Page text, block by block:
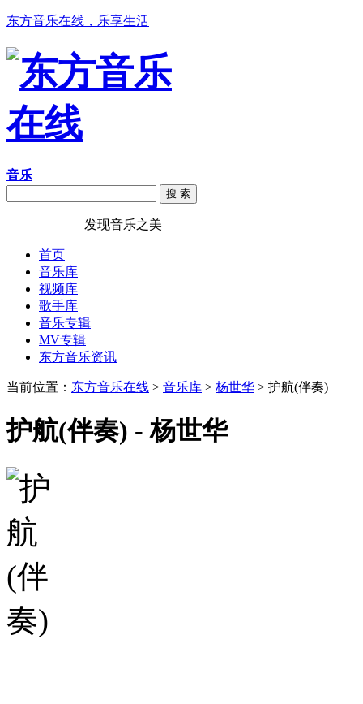
东方音乐在线，乐享生活
音乐
搜 索
发现音乐之美
首页
音乐库
视频库
歌手库
音乐专辑
MV专辑
东方音乐资讯
当前位置： 东方音乐在线 > 音乐库 > 杨世华 > 护航(伴奏)
护航(伴奏) - 杨世华